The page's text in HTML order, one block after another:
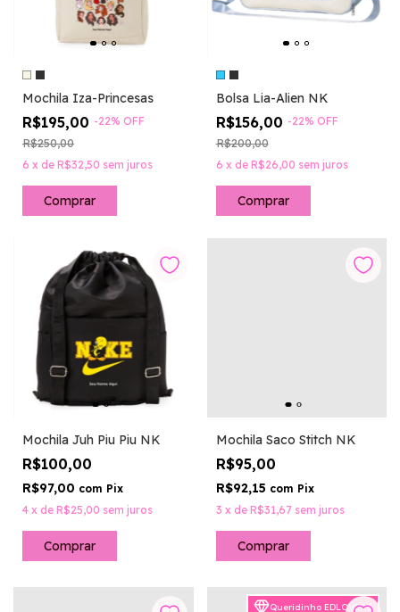
Mochila Iza-Princesas
R$195,00 -22% OFF
R$250,00
6 x de R$32,50 sem juros
Comprar
Bolsa Lia-Alien NK
R$156,00 -22% OFF
R$200,00
6 x de R$26,00 sem juros
Comprar
Mochila Juh Piu Piu NK
R$100,00
R$97,00 com Pix
4 x de R$25,00 sem juros
Mochila Saco Stitch NK
R$95,00
R$92,15 com Pix
3 x de R$31,67 sem juros
Queridinho EDLOVERS